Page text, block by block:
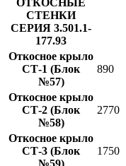
ОТКОСНЫЕ
СТЕНКИ
СЕРИЯ 3.501.1-
177.93
Откосное крыло
СТ-1 (Блок
№57)
890
Откосное крыло
СТ-2 (Блок
№58)
2770
Откосное крыло
СТ-3 (Блок
1750